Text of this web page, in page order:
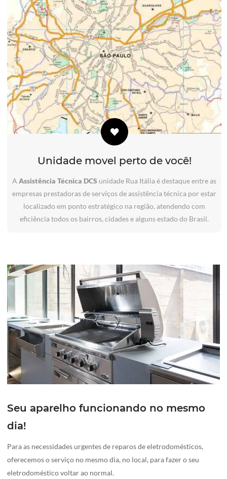
Unidade movel perto de você!
A Assistência Técnica DCS unidade Rua Itália é destaque entre as
empresas prestadoras de serviços de assistência técnica por estar
localizado em ponto estratégico na região, atendendo com
eficiência todos os bairros, cidades e alguns estado do Brasil.
Seu aparelho funcionando no mesmo
dia!
Para as necessidades urgentes de reparos de eletrodomésticos,
oferecemos o serviço no mesmo dia, no local, para fazer o seu
eletrodoméstico voltar ao normal.